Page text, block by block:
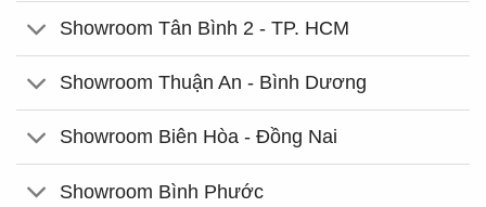
Showroom Tân Bình 2 - TP. HCM
Showroom Thuận An - Bình Dương
Showroom Biên Hòa - Đồng Nai
Showroom Bình Phước